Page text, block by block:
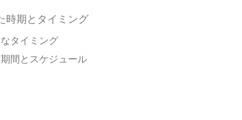
時期とタイミング
タイミング
間とスケジュール